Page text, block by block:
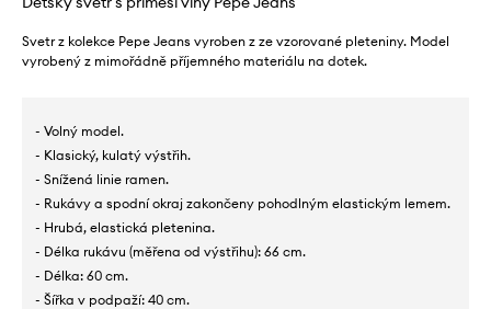
Svetr z kolekce Pepe Jeans vyroben z ze vzorované pleteniny. Model
vyrobený z mimořádně příjemného materiálu na dotek.
- Volný model.
- Klasický, kulatý výstřih.
- Snížená linie ramen.
- Rukávy a spodní okraj zakončeny pohodlným elastickým lemem.
- Hrubá, elastická pletenina.
- Délka rukávu (měřena od výstřihu): 66 cm.
- Délka: 60 cm.
- Šířka v podpaží: 40 cm.